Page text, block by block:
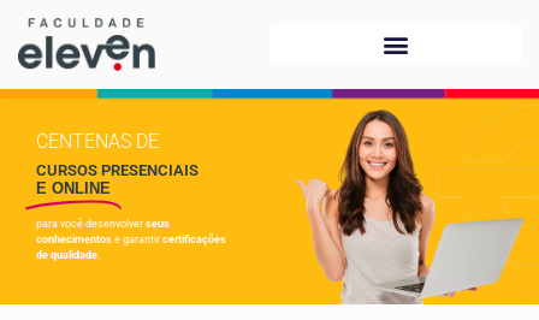
CENTENAS DE
CURSOS PRESENCIAIS
E ONLINE
para você desenvolver seus
conhecimentos e garantir certificações
de qualidade.